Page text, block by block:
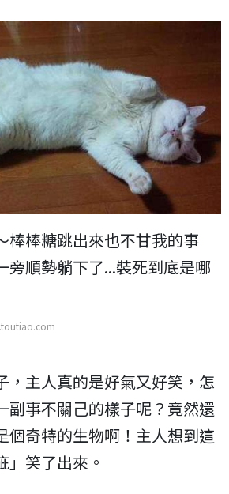
棒棒糖跳出來也不甘我的事
旁順勢躺下了...裝死到底是哪
，主人真的是好氣又好笑，怎
副事不關己的樣子呢？竟然還
個奇特的生物啊！主人想到這
」笑了出來。